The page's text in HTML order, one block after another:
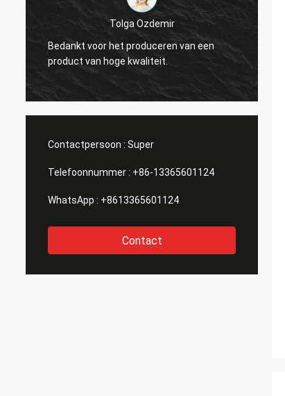
Tolga Ozdemir
Bedankt voor het produceren van een
product van hoge kwaliteit.
Contactpersoon : Super
Telefoonnummer : +86-13365601124
WhatsApp : +8613365601124
Contact